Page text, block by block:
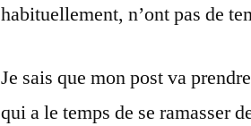
habituellement, n’ont pas de
Je sais que mon post va
qui a le temps de se ramasser